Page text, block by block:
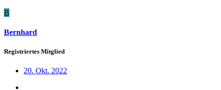
B
Bernhard
Registriertes Mitglied
20. Okt. 2022